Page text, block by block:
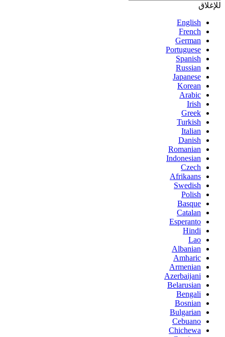
للإغلاق
English
French
German
Portuguese
Spanish
Russian
Japanese
Korean
Arabic
Irish
Greek
Turkish
Italian
Danish
Romanian
Indonesian
Czech
Afrikaans
Swedish
Polish
Basque
Catalan
Esperanto
Hindi
Lao
Albanian
Amharic
Armenian
Azerbaijani
Belarusian
Bengali
Bosnian
Bulgarian
Cebuano
Chichewa